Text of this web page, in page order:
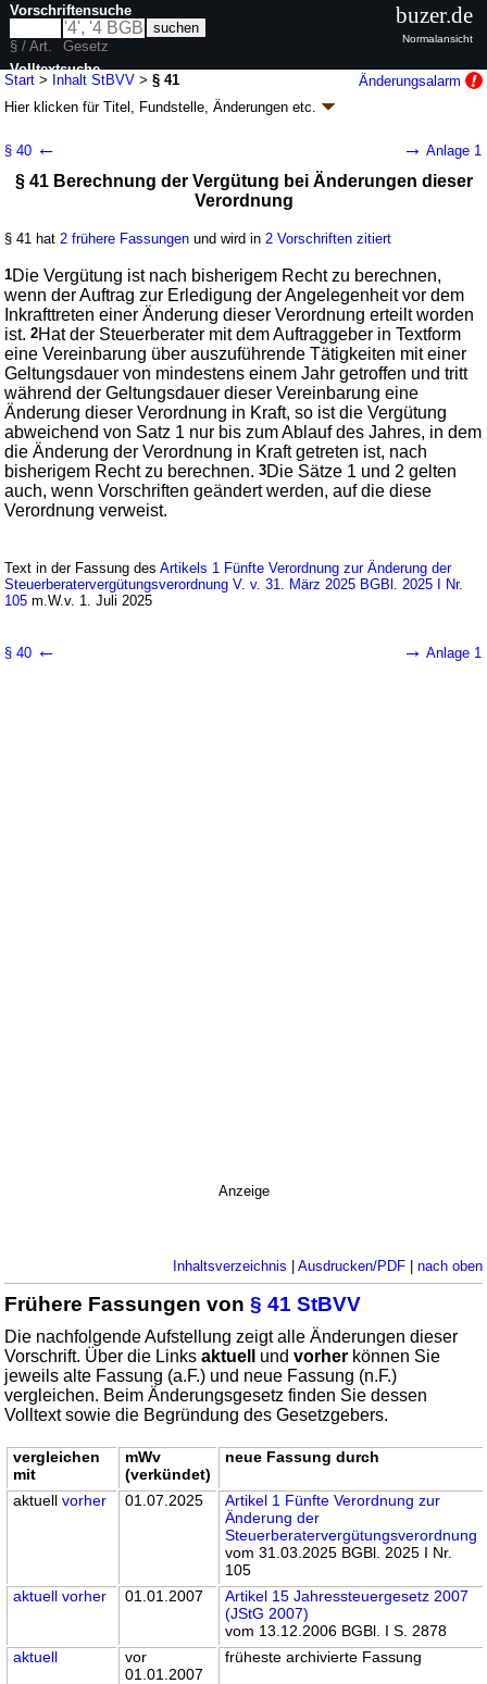
Start > Inhalt StBVV >§ 41
Änderungsalarm
Hier klicken fürTitel, Fundstelle, Änderungen etc.
(StBVV)
V. v. 17.12.1981BGBl. I S. 1442 ; zuletzt geändert durch Artikel 5V. v.
BGBl. 2025 I Nr. 372
11 weitere Fassungen | Drucksachen / Entwurf / Begründung
wird in 14 Vorschriften zitiert
Siebenter Abschnitt Übergangsvorschrift
§ 40 ← → Anlage 1
§ 41 Berechnung der Vergütung bei Änderungen dieser
Verordnung
§ 41 hat 2 frühere Fassungen und wird in 2 Vorschriften zitiert
1Die Vergütung ist nach bisherigem Recht zu berechnen,
wenn der Auftrag zur Erledigung der Angelegenheit vor dem
Inkrafttreten einer Änderung dieser Verordnung erteilt worden
ist.2Hat der Steuerberater mit dem Auftraggeber in Textform
eine Vereinbarung über auszuführende Tätigkeiten mit einer
Geltungsdauer von mindestens einem Jahr getroffen und tritt
während der Geltungsdauer dieser Vereinbarung eine
Änderung dieser Verordnung in Kraft, so ist die Vergütung
abweichend von Satz 1 nur bis zum Ablauf des Jahres, in dem
die Änderung der Verordnung in Kraft getreten ist, nach
bisherigem Recht zu berechnen.3Die Sätze 1 und 2 gelten
auch, wenn Vorschriften geändert werden, auf die diese
Verordnung verweist.
Text in der Fassung desArtikels 1 Fünfte Verordnung zur Änderung der
Steuerberatervergütungsverordnung V. v. 31. März 2025 BGBl. 2025 I Nr.
105 m.W.v. 1. Juli 2025
§ 40 ← → Anlage 1
Anzeige
Inhaltsverzeichnis | Ausdrucken/PDF| nach oben
Frühere Fassungen von§ 41 StBVV
Die nachfolgende Aufstellung zeigt alle Änderungen dieser
Vorschrift. Über die Linksaktuell undvorher können Sie
jeweils alte Fassung (a.F.) und neue Fassung (n.F.)
vergleichen. Beim Änderungsgesetz finden Sie dessen
Volltext sowie die Begründung des Gesetzgebers.
vergleichen
mit
mWv
(verkündet)
neue Fassung durch
aktuellvorher 01.07.2025
Artikel 1 Fünfte Verordnung zur
Änderung der
Steuerberatervergütungsverordnung
vom 31.03.2025 BGBl. 2025 I Nr.
105
aktuell vorher 01.01.2007
Artikel 15 Jahressteuergesetz 2007
(JStG 2007)
vom 13.12.2006 BGBl. I S. 2878
aktuell
vor
01.01.2007
früheste archivierte Fassung
Vorschriftensuche
§ / Art.
Gesetz
Volltextsuche
nur in StBVV
buzer.de
Normalansicht